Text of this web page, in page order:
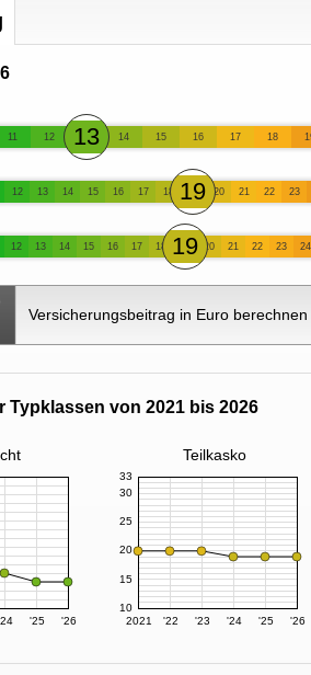
11 12 13 14 15 16 17 18
12 13 14 15 16 17 18 19 20 21 22 23
12 13 14 15 16 17 18 19 20 21 22 23 24
Versicherungsbeitrag in Euro berechnen
Typklassen von 2021 bis 2026
Teilkasko
'25 '26 2021 '22 '23 '24 '25 '26
10
15
20
25
30
33